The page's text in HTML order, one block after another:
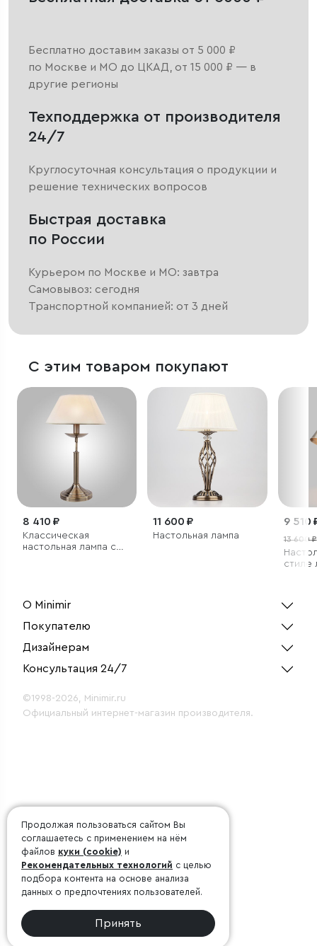
Бесплатно доставим заказы от 5 000 ₽
по Москве и МО до ЦКАД, от 15 000 ₽ — в
другие регионы
Техподдержка от производителя
24/7
Круглосуточная консультация о продукции и
решение технических вопросов
Быстрая доставка
по России
Курьером по Москве и МО: завтра
Самовывоз: сегодня
Транспортной компанией: от 3 дней
С этим товаром покупают
8 410 ₽
Классическая
настольная лампа с
11 600 ₽
Настольная лампа
9 510
13 600 ₽
стиле
О Minimir
Покупателю
Дизайнерам
Консультация 24/7
©1998-2026, Minimir.ru
Официальный интернет-магазин производителя.
Продолжая пользоваться сайтом Вы
соглашаетесь с применением на нём
файлов куки (cookie) и
Рекомендательных технологий с целью
подбора контента на основе анализа
данных о предпочтениях пользователей.
Принять